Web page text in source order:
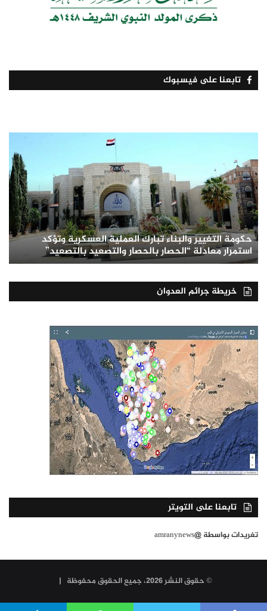
تابعنا على فيسبوك
حكومة التغيير والبناء تبارك العملية العسكرية وتؤكد
استمرار معادلة “الحصار بالحصار والتصعيد بالتصعيد”
خريطة جرائم العدوان
تابعنا على التويتر
تغريدات بواسطة @amranynews
© حقوق النشر 2026، جميع الحقوق محفوظة |